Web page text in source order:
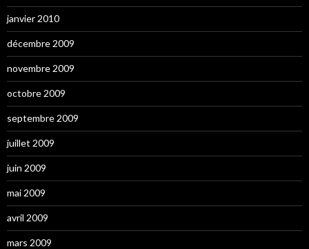
janvier 2010
décembre 2009
novembre 2009
octobre 2009
septembre 2009
juillet 2009
juin 2009
mai 2009
avril 2009
mars 2009